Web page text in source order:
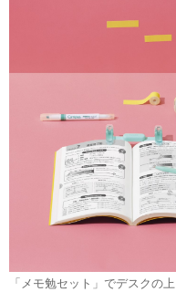
「メモ勉セット」でデスクの